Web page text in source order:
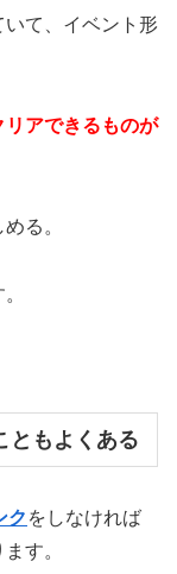
て、イベント形
アできるものが
る。
ともよくある
ク をしなければ
す。